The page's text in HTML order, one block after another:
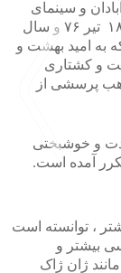
و سینمای
قم تا کشتار گروههای غیر حزب الله وتا کشتار ۱۸ تیر ۷۶ و سال
به امید بهشت و
و کشتاری
پرسشی از
و خوشبختی
آمده است.
، توانسته است
بیشتر و
ژان ژاک